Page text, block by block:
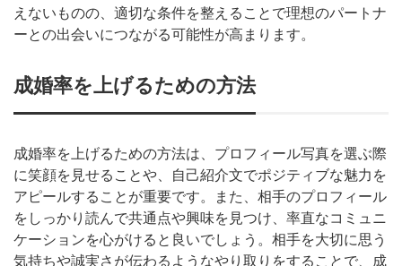
えないものの、適切な条件を整えることで理想のパートナ
ーとの出会いにつながる可能性が高まります。
成婚率を上げるための方法
成婚率を上げるための方法は、プロフィール写真を選ぶ際
に笑顔を見せることや、自己紹介文でポジティブな魅力を
アピールすることが重要です。また、相手のプロフィール
をしっかり読んで共通点や興味を見つけ、率直なコミュニ
ケーションを心がけると良いでしょう。相手を大切に思う
気持ちや誠実さが伝わるようなやり取りをすることで、成